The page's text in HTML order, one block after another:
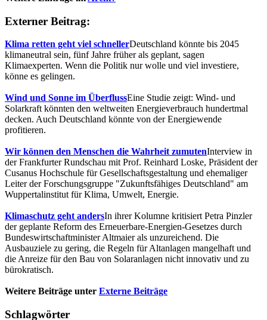
Externer Beitrag:
Klima retten geht viel schnellerDeutschland könnte bis 2045
klimaneutral sein, fünf Jahre früher als geplant, sagen
Klimaexperten. Wenn die Politik nur wolle und viel investiere,
könne es gelingen.
Wind und Sonne im ÜberflussEine Studie zeigt: Wind- und
Solarkraft könnten den weltweiten Energieverbrauch hundertmal
decken. Auch Deutschland könnte von der Energiewende
profitieren.
Wir können den Menschen die Wahrheit zumutenInterview in
der Frankfurter Rundschau mit Prof. Reinhard Loske, Präsident der
Cusanus Hochschule für Gesellschaftsgestaltung und ehemaliger
Leiter der Forschungsgruppe "Zukunftsfähiges Deutschland" am
Wuppertalinstitut für Klima, Umwelt, Energie.
Klimaschutz geht andersIn ihrer Kolumne kritisiert Petra Pinzler
der geplante Reform des Erneuerbare-Energien-Gesetzes durch
Bundeswirtschaftminister Altmaier als unzureichend. Die
Ausbauziele zu gering, die Regeln für Altanlagen mangelhaft und
die Anreize für den Bau von Solaranlagen nicht innovativ und zu
bürokratisch.
Weitere Beiträge unter Externe Beiträge
Schlagwörter